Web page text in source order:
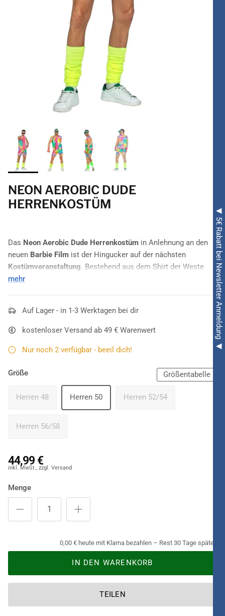
◀ 5€ Rabatt bei Newsletter Anmeldung ◀
NEON AEROBIC DUDE
HERRENKOSTÜM
Das Neon Aerobic Dude Herrenkostüm in Anlehnung an den
neuen Barbie Film ist der Hingucker auf der nächsten
Kostümveranstaltung. Bestehend aus dem Shirt der Weste
und den Shorts belegt es Platz 1 der schrillsten
Paarkostümierungmit demAerobic Babe
mehr
Auf Lager - in 1-3 Werktagen bei dir
kostenloser Versand ab 49 € Warenwert
Nur noch 2 verfügbar - beeil dich!
Größe Größentabelle
Herren 48 Herren 50 Herren 52/54
Herren 56/58
44,99 €
Menge
0,00 € heute mit Klarna bezahlen – Rest 30 Tage später.
IN DEN WARENKORB
TEILEN